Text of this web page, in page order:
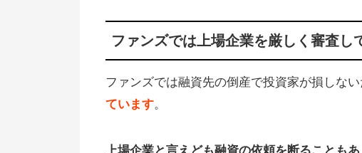
ファンズでは上場企業を厳しく審査し
ファンズでは融資先の倒産で投資家が損しない
ています。